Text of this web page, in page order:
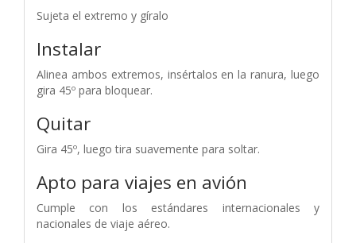
Sujeta el extremo y gíralo
Instalar
Alinea ambos extremos, insértalos en la ranura, luego
gira 45º para bloquear.
Quitar
Gira 45º, luego tira suavemente para soltar.
Apto para viajes en avión
Cumple con los estándares internacionales y
nacionales de viaje aéreo.